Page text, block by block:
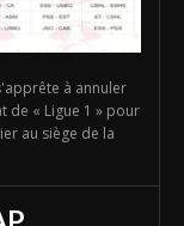
à annuler
de « Ligue 1 » pour
au siège de la